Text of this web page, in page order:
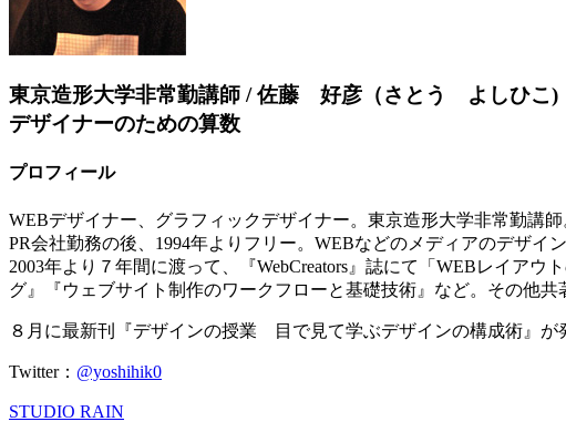
東京造形大学非常勤講師 / 佐藤 好彦（さとう よしひこ)
デザイナーのための算数
プロフィール
WEBデザイナー、グラフィックデザイナー。東京造形大学非常勤講師
PR会社勤務の後、1994年よりフリー。WEBなどのメディアのデザ
2003年より７年間に渡って、『WebCreators』誌にて「WEBレイア
グ』『ウェブサイト制作のワークフローと基礎技術』など。その他共
８月に最新刊『デザインの授業 目で見て学ぶデザインの構成術』が
Twitter： @yoshihik0
STUDIO RAIN